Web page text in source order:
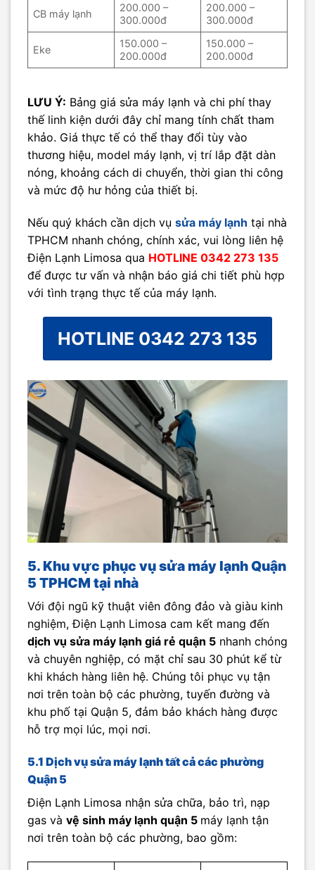
CB máy lạnh
200.000 –
300.000đ
200.000 –
300.000đ
Eke
150.000 –
200.000đ
150.000 –
200.000đ
LƯU Ý: Bảng giá sửa máy lạnh và chi phí thay
thế linh kiện dưới đây chỉ mang tính chất tham
khảo. Giá thực tế có thể thay đổi tùy vào
thương hiệu, model máy lạnh, vị trí lắp đặt dàn
nóng, khoảng cách di chuyển, thời gian thi công
và mức độ hư hỏng của thiết bị.
Nếu quý khách cần dịch vụ sửa máy lạnh tại nhà
TPHCM nhanh chóng, chính xác, vui lòng liên hệ
Điện Lạnh Limosa qua HOTLINE 0342 273 135
để được tư vấn và nhận báo giá chi tiết phù hợp
với tình trạng thực tế của máy lạnh.
HOTLINE 0342 273 135
5. Khu vực phục vụ sửa máy lạnh Quận
5 TPHCM tại nhà
Với đội ngũ kỹ thuật viên đông đảo và giàu kinh
nghiệm, Điện Lạnh Limosa cam kết mang đến
dịch vụ sửa máy lạnh giá rẻ quận 5 nhanh chóng
và chuyên nghiệp, có mặt chỉ sau 30 phút kể từ
khi khách hàng liên hệ. Chúng tôi phục vụ tận
nơi trên toàn bộ các phường, tuyến đường và
khu phố tại Quận 5, đảm bảo khách hàng được
hỗ trợ mọi lúc, mọi nơi.
5.1 Dịch vụ sửa máy lạnh tất cả các phường
Quận 5
Điện Lạnh Limosa nhận sửa chữa, bảo trì, nạp
gas và vệ sinh máy lạnh quận 5 máy lạnh tận
nơi trên toàn bộ các phường, bao gồm: